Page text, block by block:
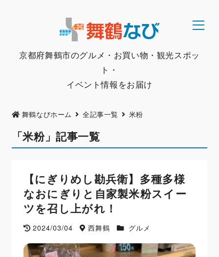
京都府舞鶴市のグルメ・お買い物・観光スポッ
ト・
イベント情報をお届け
舞鶴なびホーム 全記事一覧 米粉
「米粉」記事一覧
【にぎりめし勘兵衛】多種多様
なおにぎりと自家製米粉スイー
ツを召し上がれ！
2024/03/04 西舞鶴 グルメ